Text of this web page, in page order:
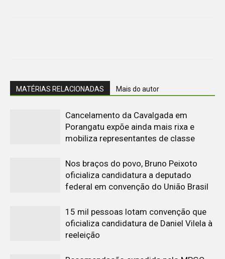
MATÉRIAS RELACIONADAS Mais do autor
Cancelamento da Cavalgada em
Porangatu expõe ainda mais rixa e
mobiliza representantes de classe
Nos braços do povo, Bruno Peixoto
oficializa candidatura a deputado
federal em convenção do União Brasil
15 mil pessoas lotam convenção que
oficializa candidatura de Daniel Vilela à
reeleição